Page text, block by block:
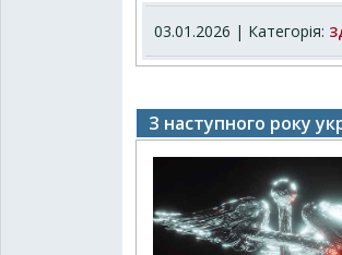
03.01.2026 | Категорія:
З наступного року